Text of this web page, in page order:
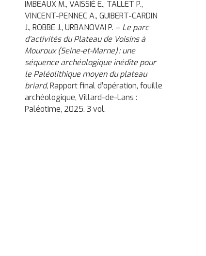
IMBEAUX M., VAISSIÉ E., TALLET P.,
VINCENT-PENNEC A., GUIBERT-CARDIN
J., ROBBE J., URBANOVAI P. – Le parc
d’activités du Plateau de Voisins à
Mouroux (Seine-et-Marne) : une
séquence archéologique inédite pour
le Paléolithique moyen du plateau
briard, Rapport final d’opération, fouille
archéologique, Villard-de-Lans :
Paléotime, 2025. 3 vol.